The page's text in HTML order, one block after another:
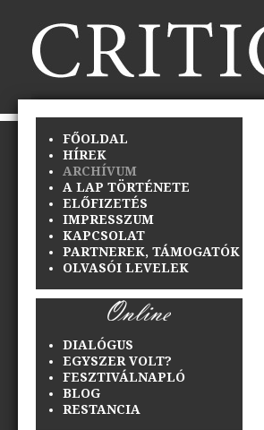
FŐOLDAL
HÍREK
ARCHÍVUM
A LAP TÖRTÉNETE
ELŐFIZETÉS
IMPRESSZUM
KAPCSOLAT
PARTNEREK, TÁMOGATÓK
OLVASÓI LEVELEK
DIALÓGUS
EGYSZER VOLT?
FESZTIVÁLNAPLÓ
BLOG
RESTANCIA